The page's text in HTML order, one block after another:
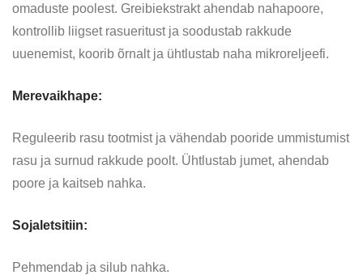
omaduste poolest. Greibiekstrakt ahendab nahapoore,
kontrollib liigset rasueritust ja soodustab rakkude
uuenemist, koorib õrnalt ja ühtlustab naha mikroreljeefi.
Merevaikhape:
Reguleerib rasu tootmist ja vähendab pooride ummistumist
rasu ja surnud rakkude poolt. Ühtlustab jumet, ahendab
poore ja kaitseb nahka.
Sojaletsitiin:
Pehmendab ja silub nahka.